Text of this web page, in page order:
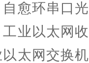
愈环串口
业以太网
太网交换